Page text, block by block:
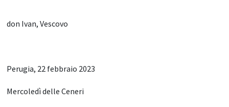
don Ivan, Vescovo
Perugia, 22 febbraio 2023
Mercoledì delle Ceneri